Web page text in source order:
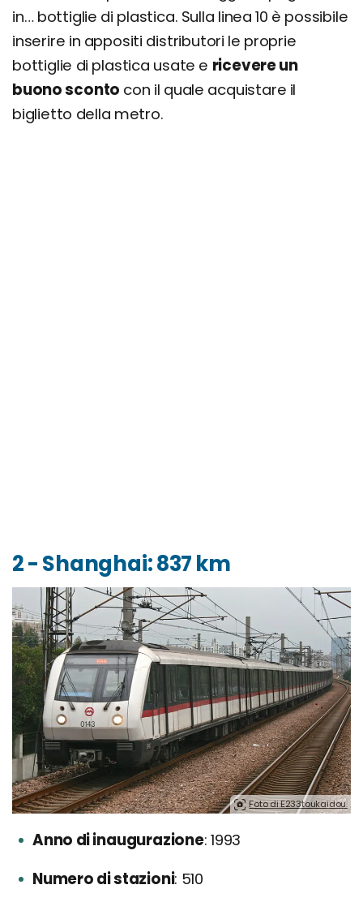
in… bottiglie di plastica. Sulla linea 10 è possibile
inserire in appositi distributori le proprie
bottiglie di plastica usate e ricevere un
buono sconto con il quale acquistare il
biglietto della metro.
2 - Shanghai: 837 km
Foto di E233toukaidou.
Anno di inaugurazione 1993
Numero di stazioni 510